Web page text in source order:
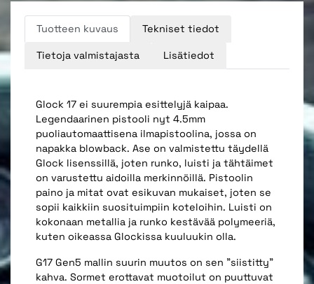
Tuotteen kuvaus Tekniset tiedot
Tietoja valmistajasta Lisätiedot
Glock 17 ei suurempia esittelyjä kaipaa.
Legendaarinen pistooli nyt 4.5mm
puoliautomaattisena ilmapistoolina, jossa on
napakka blowback. Ase on valmistettu täydellä
Glock lisenssillä, joten runko, luisti ja tähtäimet
on varustettu aidoilla merkinnöillä. Pistoolin
paino ja mitat ovat esikuvan mukaiset, joten se
sopii kaikkiin suosituimpiin koteloihin. Luisti on
kokonaan metallia ja runko kestävää polymeeriä,
kuten oikeassa Glockissa kuuluukin olla.
G17 Gen5 mallin suurin muutos on sen "siistitty"
kahva. Sormet erottavat muotoilut on puuttuvat